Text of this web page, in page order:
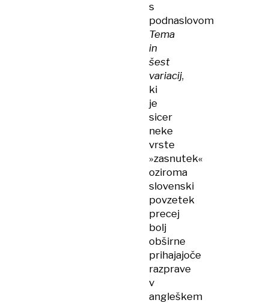
s
podnaslovom
Tema
in
šest
variacij,
ki
je
sicer
neke
vrste
»zasnutek«
oziroma
slovenski
povzetek
precej
bolj
obširne
prihajajoče
razprave
v
angleškem